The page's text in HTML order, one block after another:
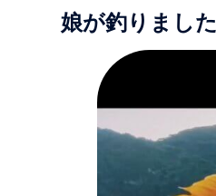
娘が釣りました